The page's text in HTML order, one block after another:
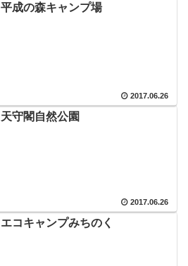
平成の森キャンプ場
2017.06.26
天守閣自然公園
2017.06.26
エコキャンプみちのく